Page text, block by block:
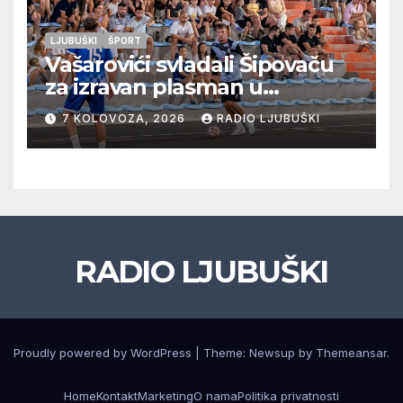
LJUBUŠKI ŠPORT
Vašarovići svladali Šipovaču
za izravan plasman u
četvrtfinale, Grab izborio
prolazak dalje, Klobuk ispao,
večeras počinje četvrtfinale
7 KOLOVOZA, 2026 RADIO LJUBUŠKI
RADIO LJUBUŠKI
Proudly powered by WordPress Theme: Newsup by Themeansar.
HomeKontaktMarketingO namaPolitika privatnosti